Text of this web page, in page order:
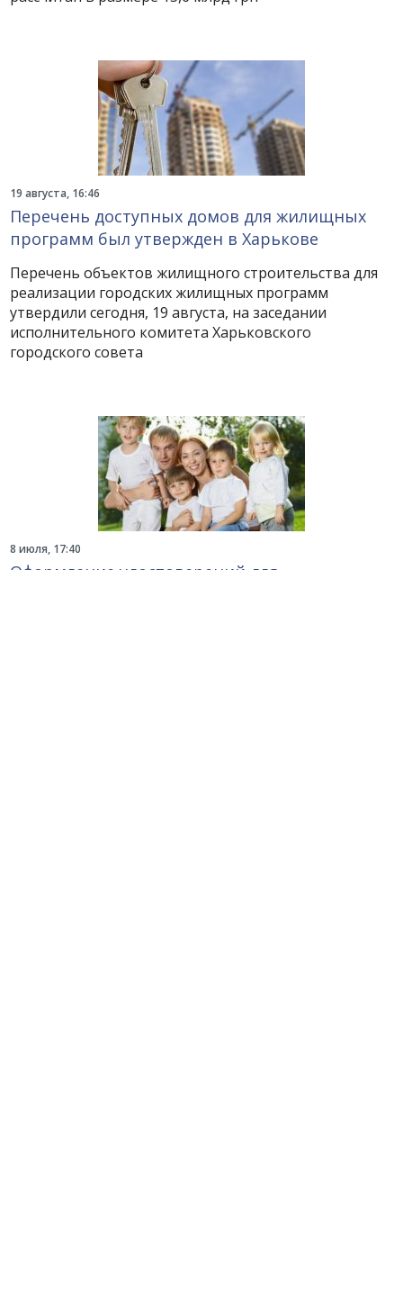
19 августа, 16:46
Перечень доступных домов для жилищных
программ был утвержден в Харькове
Перечень объектов жилищного строительства для
реализации городских жилищных программ
утвердили сегодня, 19 августа, на заседании
исполнительного комитета Харьковского
городского совета
8 июля, 17:40
Оформление удостоверений для